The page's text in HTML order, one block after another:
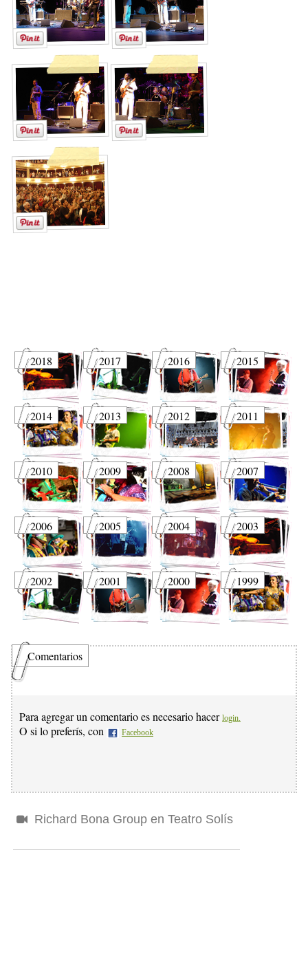
2018 2017 2016 2015
2014 2013 2012 2011
2010 2009 2008 2007
2006 2005 2004 2003
2002 2001 2000 1999
Comentarios
Para agregar un comentario es necesario hacer login.
O si lo preferís, con Facebook
Richard Bona Group en Teatro Solís